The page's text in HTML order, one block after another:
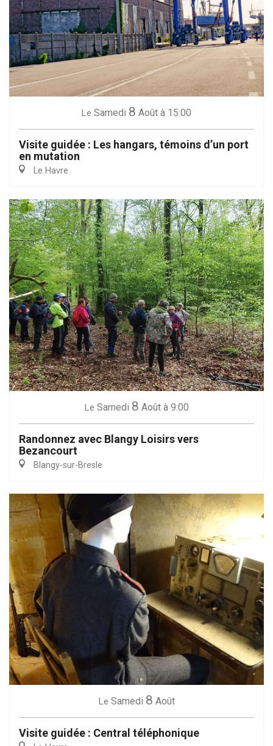
Le Samedi 8 Août à 15:00
Visite guidée : Les hangars, témoins d’un port
en mutation
Le Havre
Le Samedi 8 Août à 9:00
Randonnez avec Blangy Loisirs vers
Bezancourt
Blangy-sur-Bresle
Le Samedi 8 Août
Visite guidée : Central téléphonique